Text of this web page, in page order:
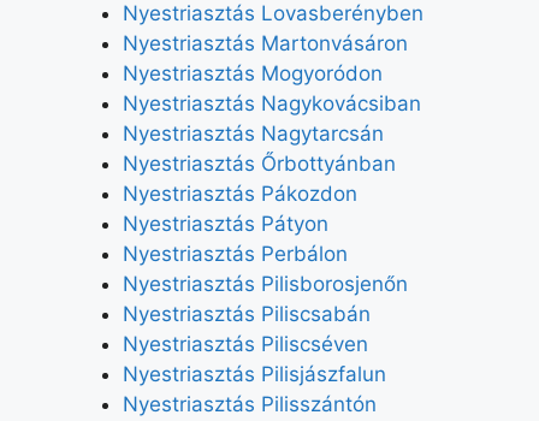
Nyestriasztás Lovasberényben
Nyestriasztás Martonvásáron
Nyestriasztás Mogyoródon
Nyestriasztás Nagykovácsiban
Nyestriasztás Nagytarcsán
Nyestriasztás Őrbottyánban
Nyestriasztás Pákozdon
Nyestriasztás Pátyon
Nyestriasztás Perbálon
Nyestriasztás Pilisborosjenőn
Nyestriasztás Piliscsabán
Nyestriasztás Piliscséven
Nyestriasztás Pilisjászfalun
Nyestriasztás Pilisszántón